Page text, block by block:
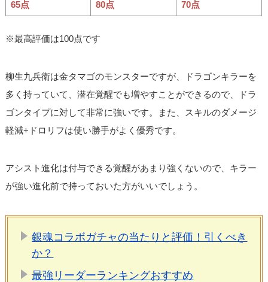
65点 80点 70点
※最高評価は100点です
柳生九兵衛は金タマゴのモンスターですが、ドラゴンキラーを
多く持っていて、潜在覚醒でも増やすことができるので、ドラ
ゴンタイプに対して非常に強いです。また、スキルのダメージ
軽減+ドロリフは使い勝手がよく優秀です。
アシスト進化は付与できる覚醒があまり強くないので、キラー
が強い進化前で持っておいた方がいいでしょう。
銀魂コラボガチャの当たりと評価！引くべき
か？
最強リーダーランキングおすすめ